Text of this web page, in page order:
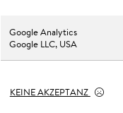
Google Analytics
Google LLC, USA
KEINE AKZEPTANZ